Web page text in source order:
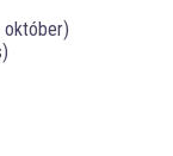
október)